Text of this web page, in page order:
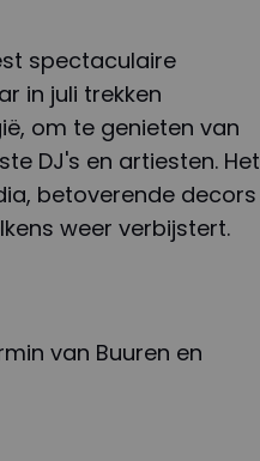
spectaculaire
in juli trekken
om te genieten van
DJ's en artiesten. Het
betoverende decors
weer verbijstert.
van Buuren en